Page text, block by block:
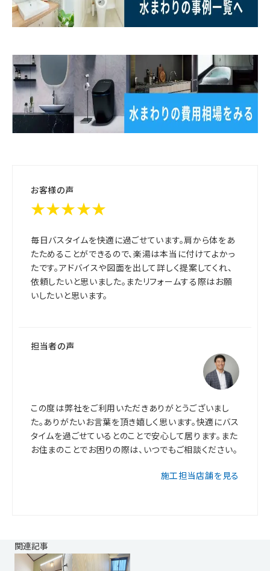
お客様の声
★★★★★
毎日バスタイムを快適に過ごせています。肩から体をあ
たためることができるので、楽湯は本当に付けてよかっ
たです。アドバイスや図面を出して詳しく提案してくれ、
依頼したいと思いました。またリフォームする際はお願
いしたいと思います。
担当者の声
この度は弊社をご利用いただきありがとうございまし
た。ありがたいお言葉を頂き嬉しく思います。快適にバス
タイムを過ごせているとのことで安心して居ります。また
お住まのことでお困りの際は、いつでもご相談ください。
施工担当店舗を見る
関連記事